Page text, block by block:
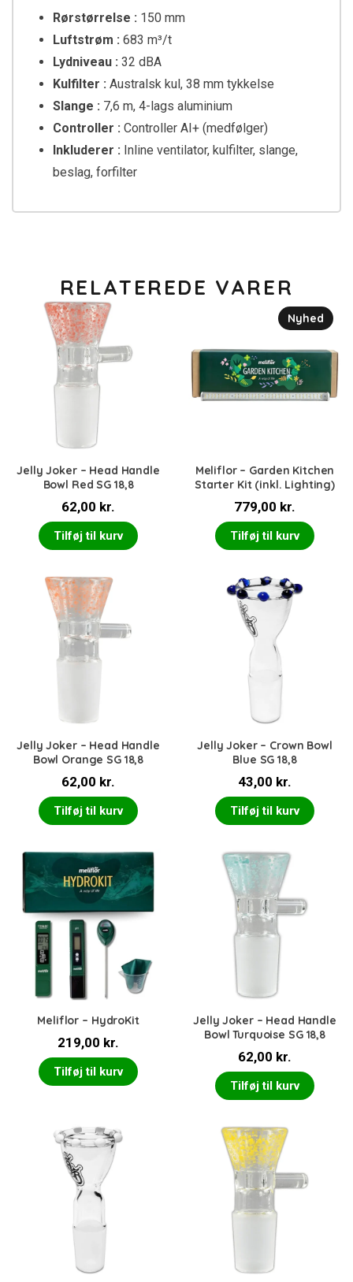
Rørstørrelse : 150 mm
Luftstrøm : 683 m³/t
Lydniveau : 32 dBA
Kulfilter : Australsk kul, 38 mm tykkelse
Slange : 7,6 m, 4-lags aluminium
Controller : Controller AI+ (medfølger)
Inkluderer : Inline ventilator, kulfilter, slange,
beslag, forfilter
RELATEREDE VARER
Jelly Joker – Head Handle
Bowl Red SG 18,8
62,00 kr.
Tilføj til kurv
Nyhed
Meliflor – Garden Kitchen
Starter Kit (inkl. Lighting)
779,00 kr.
Tilføj til kurv
Jelly Joker – Head Handle
Bowl Orange SG 18,8
62,00 kr.
Tilføj til kurv
Jelly Joker – Crown Bowl
Blue SG 18,8
43,00 kr.
Tilføj til kurv
Meliflor – HydroKit
219,00 kr.
Tilføj til kurv
Jelly Joker – Head Handle
Bowl Turquoise SG 18,8
62,00 kr.
Tilføj til kurv